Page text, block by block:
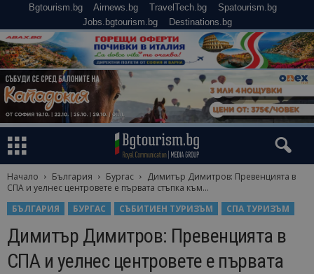
Bgtourism.bg Airnews.bg TravelTech.bg
Spatourism.bg
Jobs.bgtourism.bg
Destinations.bg
Начало България Бургас
Димитър Димитров: Превенцията в
СПА и уелнес центровете е първата стъпка към...
БЪЛГАРИЯ
БУРГАС СЪБИТИЕН ТУРИЗЪМ СПА ТУРИЗЪМ
Димитър Димитров: Превенцията в
СПА и уелнес центровете е първата